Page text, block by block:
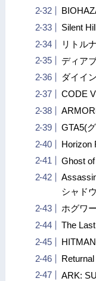
Silent
リトル
ディア
ダイイ
CODE
GTA5(
Horizon
Ghost
シャド
ホグワ
The
Returnal
ARK: